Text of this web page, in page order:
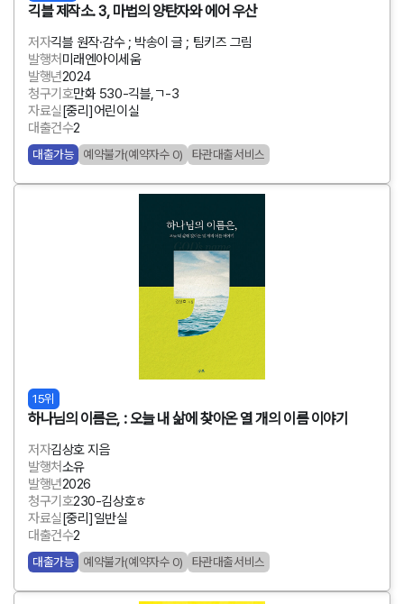
긱블 제작소. 3, 마법의 양탄자와 에어 우산
저자긱블 원작·감수 ; 박송이 글 ; 팀키즈 그림
발행처 미래엔아이세움
발행년2024
청구기호만화 530-긱블,ㄱ-3
자료실 [중리]어린이실
대출건수2
대출가능 예약불가(예약자수 0) 타관대출서비스
15위
하나님의 이름은, : 오늘 내 삶에 찾아온 열 개의 이름 이야기
저자김상호 지음
발행처소유
발행년2026
청구기호230-김상호ㅎ
자료실[중리]일반실
대출건수2
대출가능 예약불가(예약자수 0) 타관대출서비스